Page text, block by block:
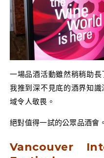
一場品酒活動雖然稍稍助
我推到深不見底的酒界知
域令人敬畏。
絕對值得一試的公眾品酒會
Vancouver